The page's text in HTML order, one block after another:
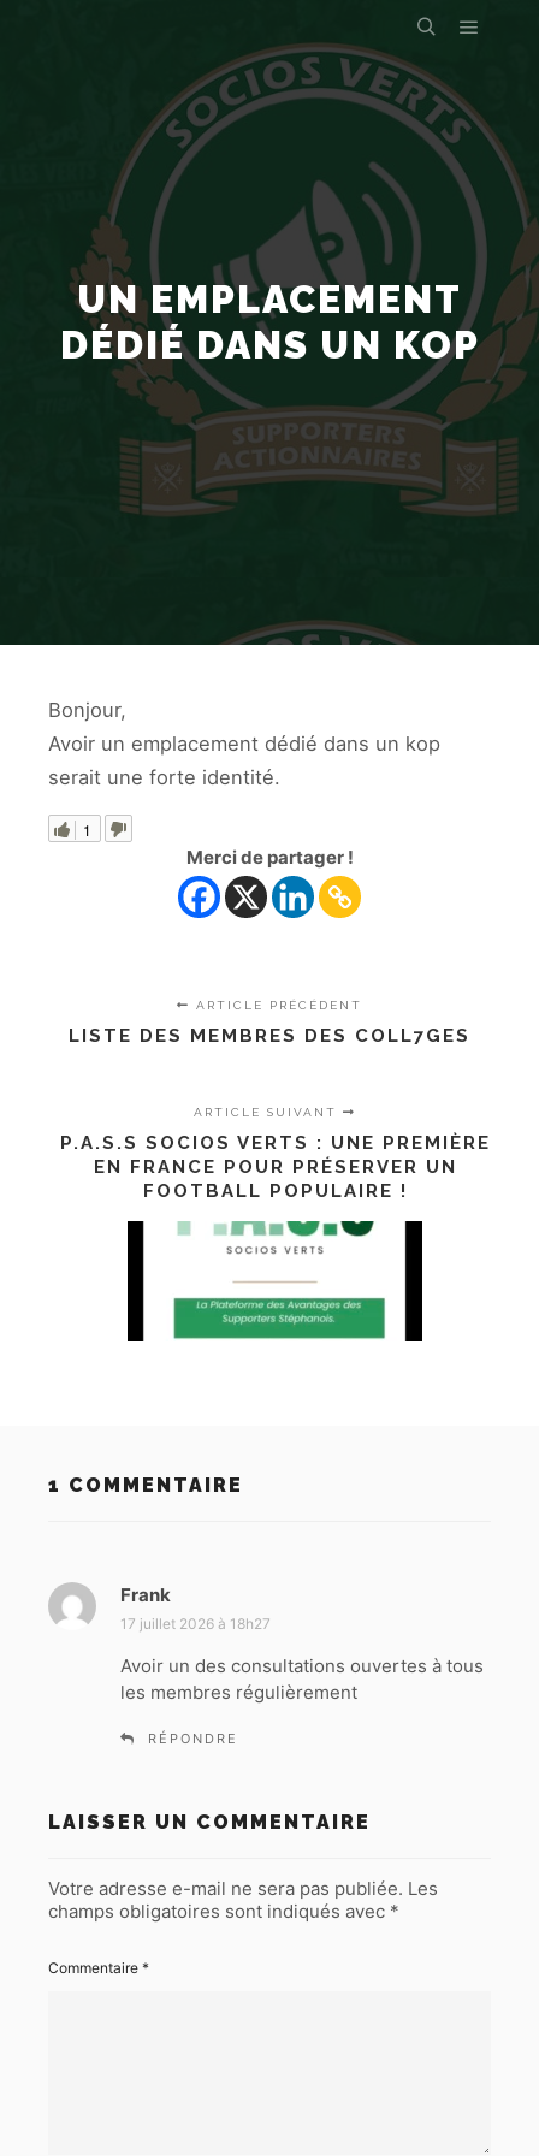
UN EMPLACEMENT
DÉDIÉ DANS UN KOP
Bonjour,
Avoir un emplacement dédié dans un kop
serait une forte identité.
1
Merci de partager !
ARTICLE PRÉCÉDENT
LISTE DES MEMBRES DES COLL7GES
ARTICLE SUIVANT
P.A.S.S SOCIOS VERTS : UNE PREMIÈRE
EN FRANCE POUR PRÉSERVER UN
FOOTBALL POPULAIRE !
1 COMMENTAIRE
Frank
i
:
17 juillet 2026 à 18h27
Avoir un des consultations ouvertes à tous
les membres régulièrement
RÉPONDRE
LAISSER UN COMMENTAIRE
Votre adresse e-mail ne sera pas publiée. Les
champs obligatoires sont indiqués avec *
Commentaire *